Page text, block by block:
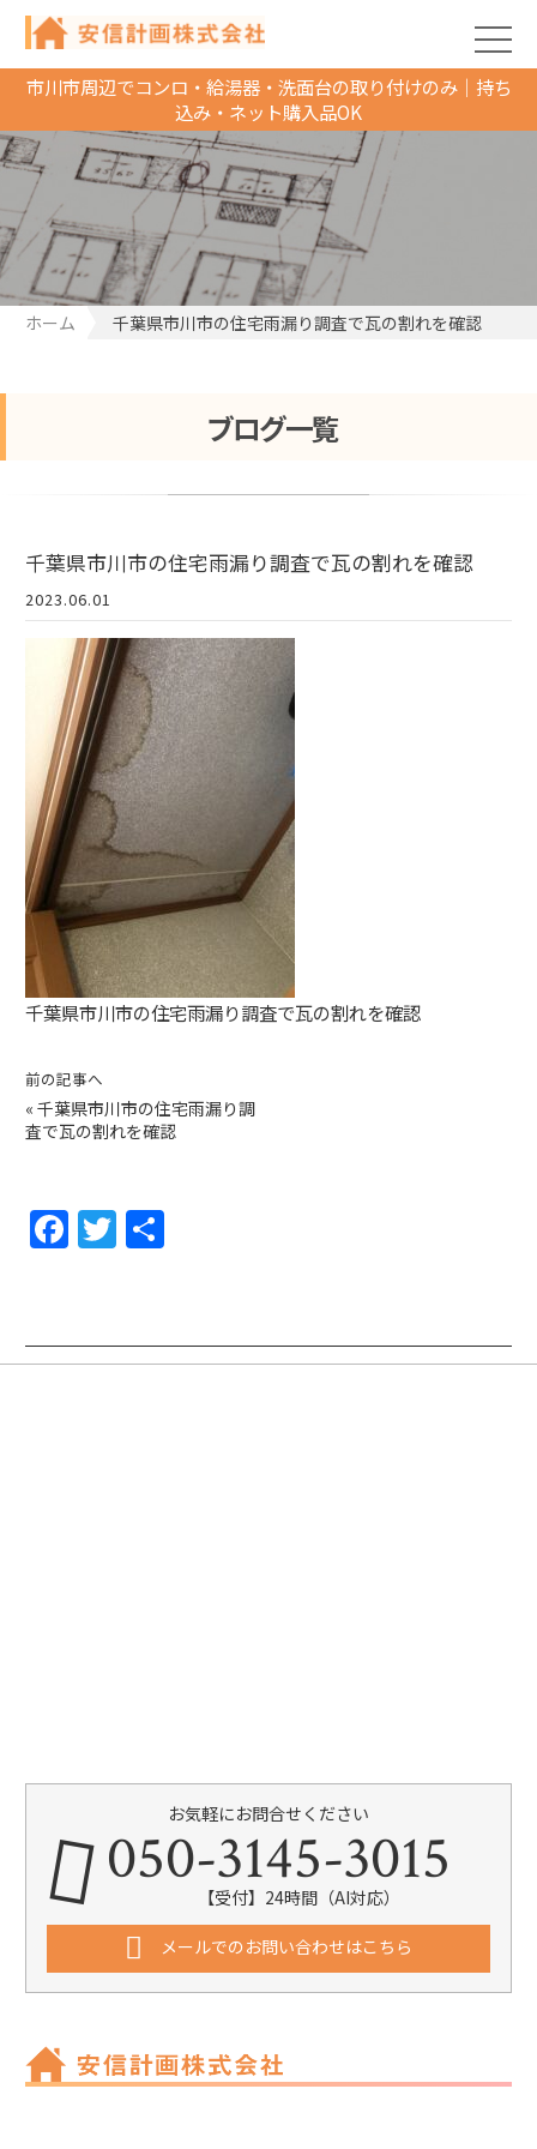
市川市周辺でコンロ・給湯器・洗面台の取り付けのみ｜持ち
込み・ネット購入品OK
ホーム 千葉県市川市の住宅雨漏り調査で瓦の割れを確認
ブログ一覧
千葉県市川市の住宅雨漏り調査で瓦の割れを確認
2023.06.01
千葉県市川市の住宅雨漏り調査で瓦の割れを確認
前の記事へ
« 千葉県市川市の住宅雨漏り調
査で瓦の割れを確認
F
e
b
T
er
お気軽にお問合せください
050-3145-3015
【受付】24時間（AI対応）
メールでのお問い合わせはこちら